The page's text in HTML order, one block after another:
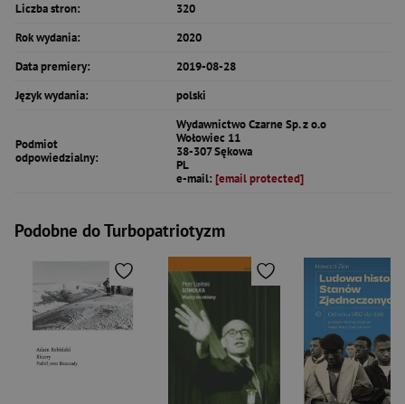
Liczba stron:
320
Rok wydania:
2020
Data premiery:
2019-08-28
Język wydania:
polski
Podmiot
odpowiedzialny:
Wydawnictwo Czarne Sp. z o.o
Wołowiec 11
38-307 Sękowa
PL
e-mail: [email protected]
Podobne do Turbopatriotyzm